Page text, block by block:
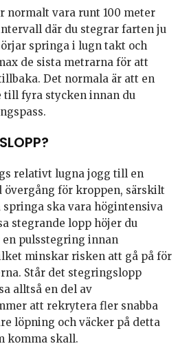
normalt vara runt 100 meter
där du stegrar farten ju
springa i lugn takt och
de sista metrarna för att
Det normala är att en
fyra stycken innan du
relativt lugna jogg till en
för kroppen, särskilt
ska vara högintensiva
stegrande lopp höjer du
pulsstegring innan
minskar risken att gå på för
Står det stegringslopp
alltså en del av
att rekrytera fler snabba
löpning och väcker på detta
komma skall.